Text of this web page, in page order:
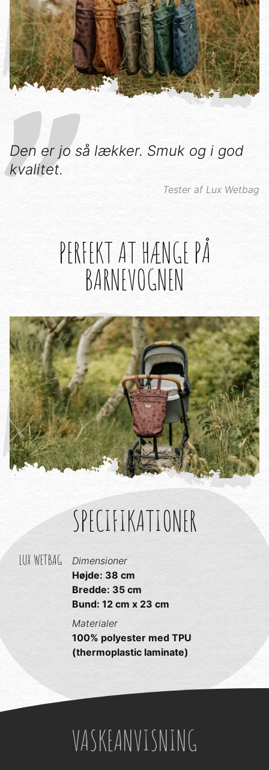
Den er jo så lækker. Smuk og i god
kvalitet.
Tester af Lux Wetbag
PERFEKT AT HÆNGE PÅ
BARNEVOGNEN
SPECIFIKATIONER
LUX WETBAG
Dimensioner
Højde: 38 cm
Bredde: 35 cm
Bund: 12 cm x 23 cm
Materialer
100% polyester med TPU
(thermoplastic laminate)
VASKEANVISNING